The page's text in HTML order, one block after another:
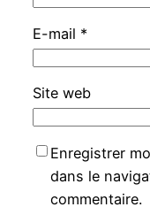
E-mail *
Site web
Enregistrer
dans le
commentaire.